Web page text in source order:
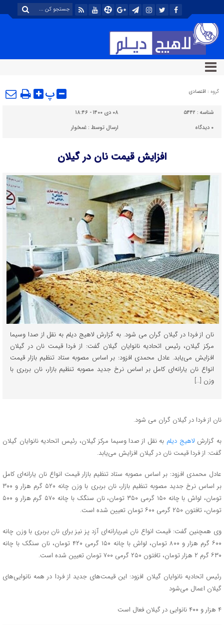
گروه : اقتصادی پ
شناسه : ۵۴۴۲
۰۸ دی ۱۴۰۰ - ۱۸:۴۶
۰ دیدگاه ارسال توسط :غمخوار
افزایش قیمت نان در گیلان
نان از فردا در گیلان گران می شود. به گزارش لاهیج دیلم به نقل از صدا وسیما
مرکز گیلان، رئیس اتحادیه نانوایان گیلان گفت: از فردا قیمت نان در گیلان
افزایش می‌یابد. عادل محمدی افزود: بر اساس مصوبه ستاد تنظیم بازار قیمت
انواع نان یارانه‌ای کامل بر اساس نرخ جدید مصوبه تنظیم بازار، نان بربری با
وزن […]
نان از فردا در گیلان گران می شود.
به گزارش لاهیج دیلم به نقل از صدا وسیما مرکز گیلان، رئیس اتحادیه نانوایان گیلان
گفت: از فردا قیمت نان در گیلان افزایش می‌یابد.
عادل محمدی افزود: بر اساس مصوبه ستاد تنظیم بازار قیمت انواع نان یارانه‌ای کامل
بر اساس نرخ جدید مصوبه تنظیم بازار، نان بربری با وزن چانه ۵۲۰ گرم هزار و ۳۰۰
تومان، لواش با چانه ۱۵۰ گرمی ۳۵۰ تومان، نان سنگک با چانه ۵۷۰ گرم هزار و ۵۰۰
تومان، تافتون ۲۵۰ گرمی ۶۰۰ تومان تعیین شده است.
وی همچنین گفت: قیمت انواع نان غیریارانه‌ای آزد پز نیز برای نان بربری با وزن چانه
۶۰۰ گرم هزار و ۸۰۰ تومان، لواش با چانه ۱۵۰ گرمی ۴۲۰ تومان، نان سنگک با چانه
۶۳۰ گرم ۲ هزار تومان، تافتون ۲۵۰ گرمی ۷۰۰ تومان تعیین شده است.
رئیس اتحادیه نانوایان گیلان افزود: این قیمت‌های جدید از فردا در همه نانوایی‌های
گیلان اعمال می‌شود
۴ هزار و ۴۰۰ نانوایی در گیلان فعال است